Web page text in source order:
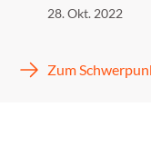
28. Okt. 2022
Zum